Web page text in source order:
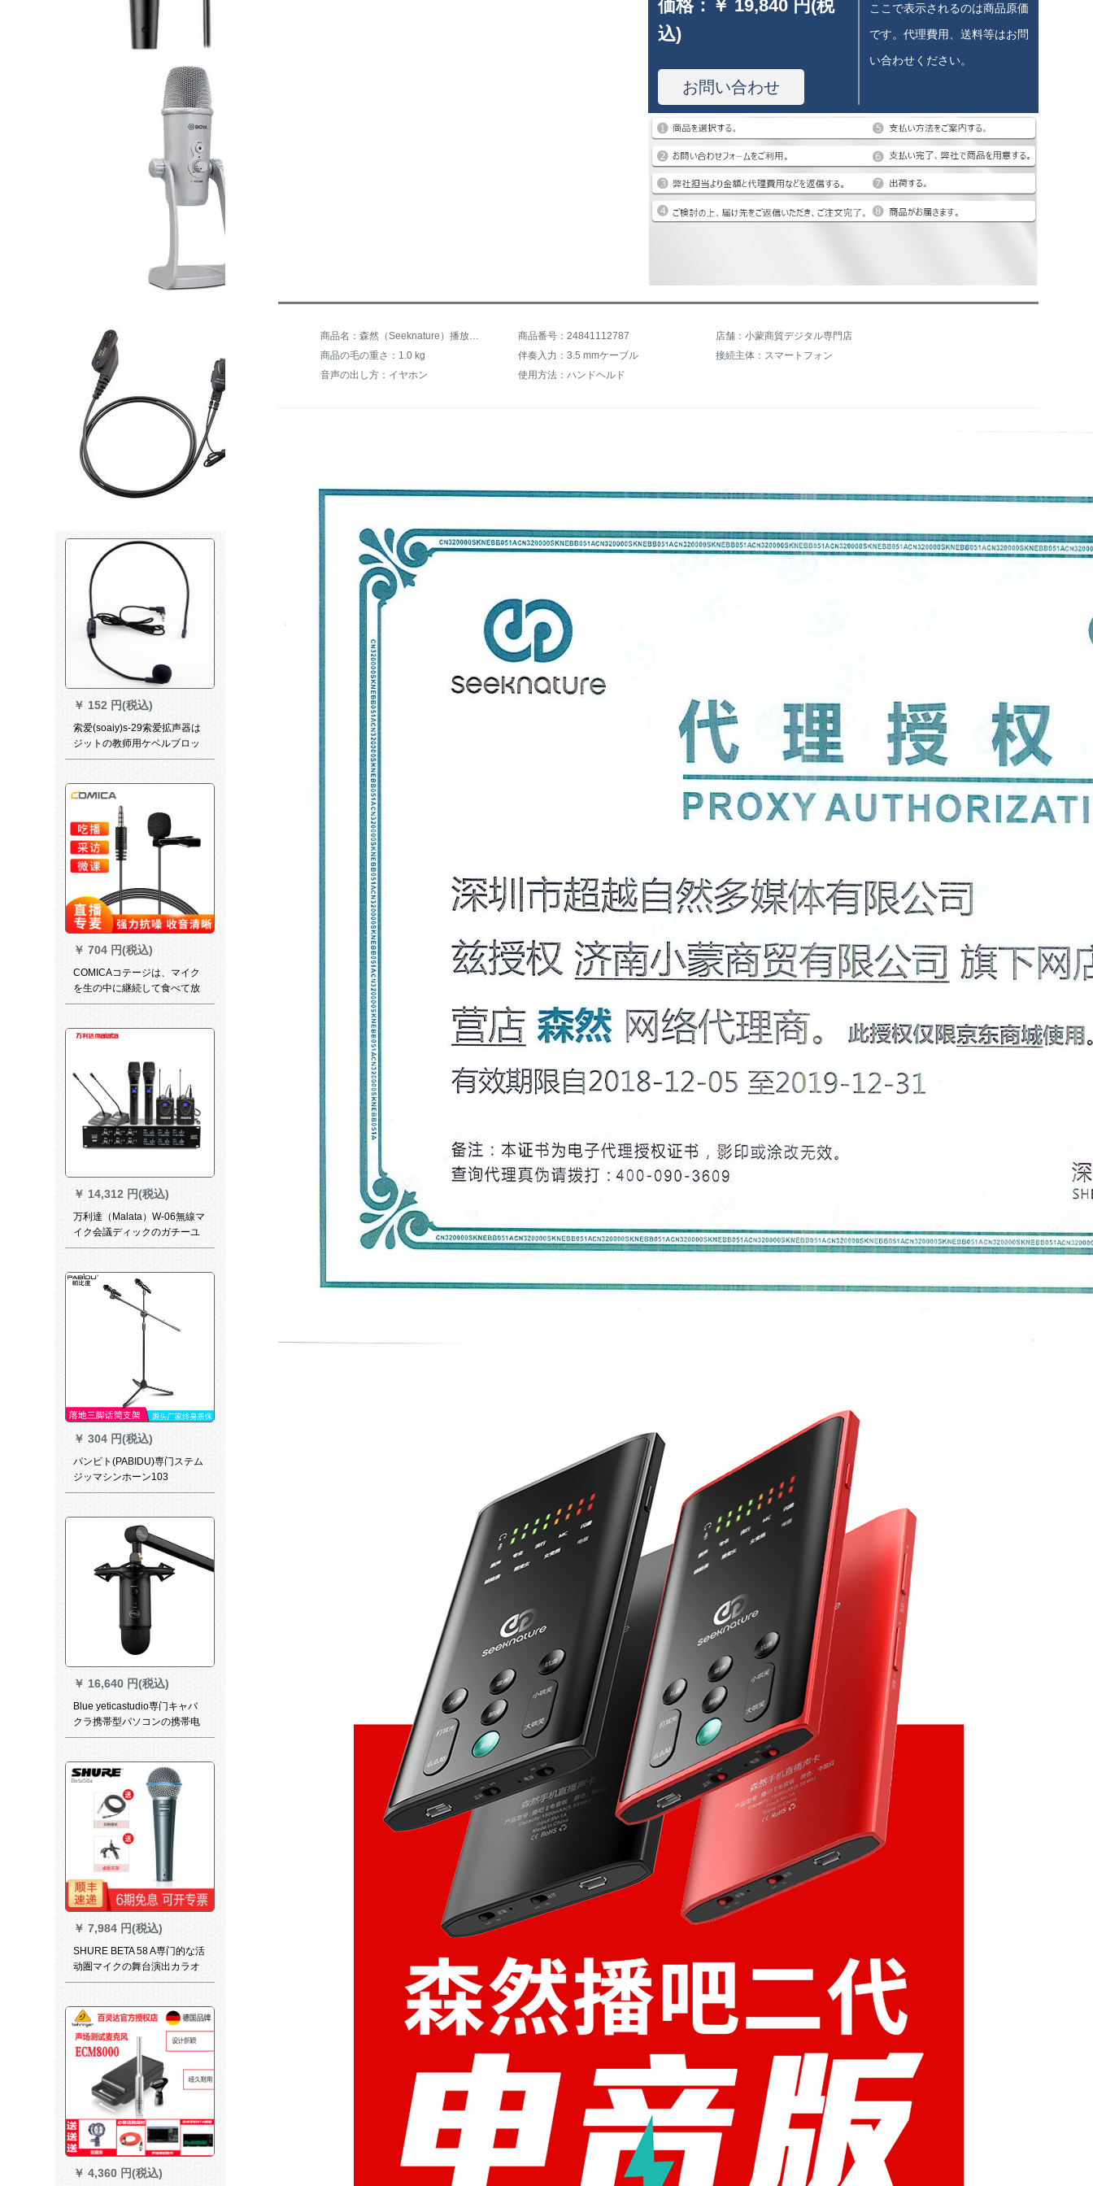
￥ 152 円(税込)
索爱(soaiy)s-29索爱拡声器は
ジットの教师用ケベルブロッ
クを标准装备しています。
￥ 704 円(税込)
COMICAコテージは、マイク
を生の中に継続して食べて放
送します。マイクロ授业の教
す。
￥ 14,312 円(税込)
万利達（Malata）W-06無線マ
イク会議ディックのガチーユ
ステージ出演カラオケ司会会
にしてセットします。
￥ 304 円(税込)
パンビト(PABIDU)専门ステム
ジッマシンホーン103
￥ 16,640 円(税込)
Blue yeticastudio専门キャバ
クラ携帯型パソコンの携帯电
话の录音は、つけます
￥ 7,984 円(税込)
SHURE BETA 58 A専门的な活
动圏マイクの舞台演出カラオ
ケ専门用ケベルベルマイクシ
ち6 mキーパーノレイン
￥ 4,360 円(税込)
価格： ￥ 19,840 円(税
込)
お問い合わせ
ここで表示されるのは商品原価
です。代理費用、送料等はお問
い合わせください。
商品名：森然（Seeknature）播放吧二代电音版サウンドカード携帯電話生放送K歌叫び録音キャスターマイク設備早写客マイクセット電音版+森然GD+ブラケット+耳栓 商品番号：24841112787
店舗：小蒙商貿デジタル専門店
商品の毛の重さ：1.0 kg
伴奏入力：3.5 mmケーブル
接続主体：スマートフォン
音声の出し方：イヤホン
使用方法：ハンドヘルド